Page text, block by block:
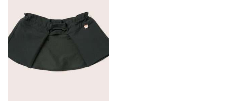
Wunschliste
hinzufügen